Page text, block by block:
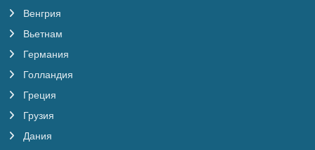
Венгрия
Вьетнам
Германия
Голландия
Греция
Грузия
Дания